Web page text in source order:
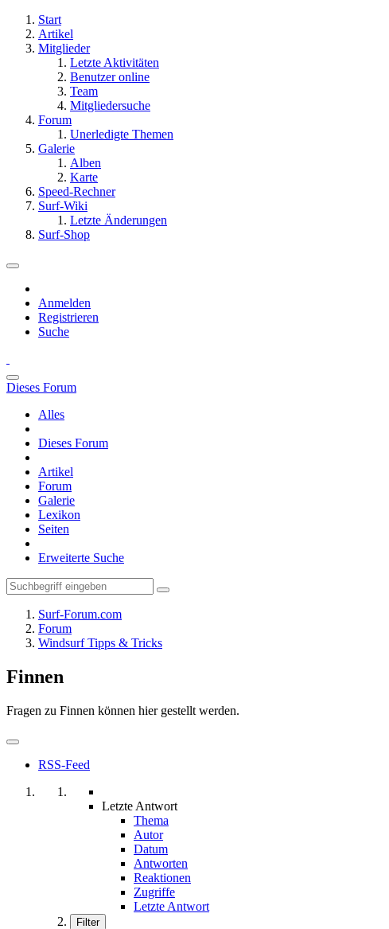
Start
Artikel
Mitglieder
Letzte Aktivitäten
Benutzer online
Team
Mitgliedersuche
Forum
Unerledigte Themen
Galerie
Alben
Karte
Speed-Rechner
Surf-Wiki
Letzte Änderungen
Surf-Shop
Anmelden
Registrieren
Suche
Dieses Forum
Alles
Dieses Forum
Artikel
Forum
Galerie
Lexikon
Seiten
Erweiterte Suche
Surf-Forum.com
Forum
Windsurf Tipps & Tricks
Finnen
Fragen zu Finnen können hier gestellt werden.
RSS-Feed
Letzte Antwort
Thema
Autor
Datum
Antworten
Reaktionen
Zugriffe
Letzte Antwort
Filter